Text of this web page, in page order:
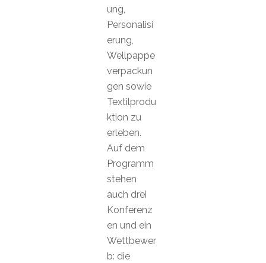
ung,
Personalisi
erung,
Wellpappe
verpackun
gen sowie
Textilprodu
ktion zu
erleben.
Auf dem
Programm
stehen
auch drei
Konferenz
en und ein
Wettbewer
b: die